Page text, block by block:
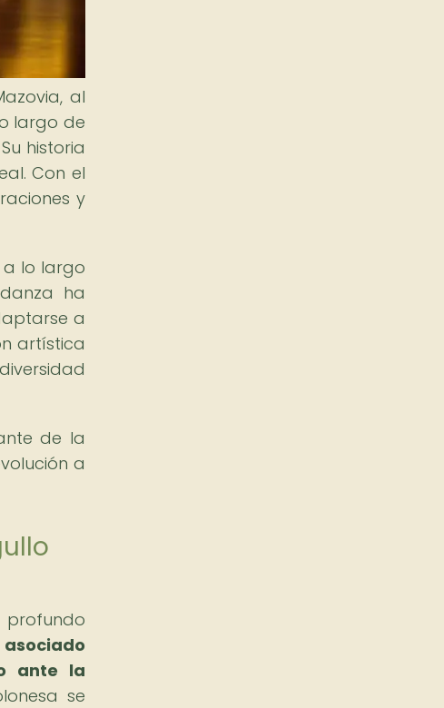
al
largo de
historia
Con el
y
a lo largo
ha
a
artística
de la
a
profundo
ante la
se